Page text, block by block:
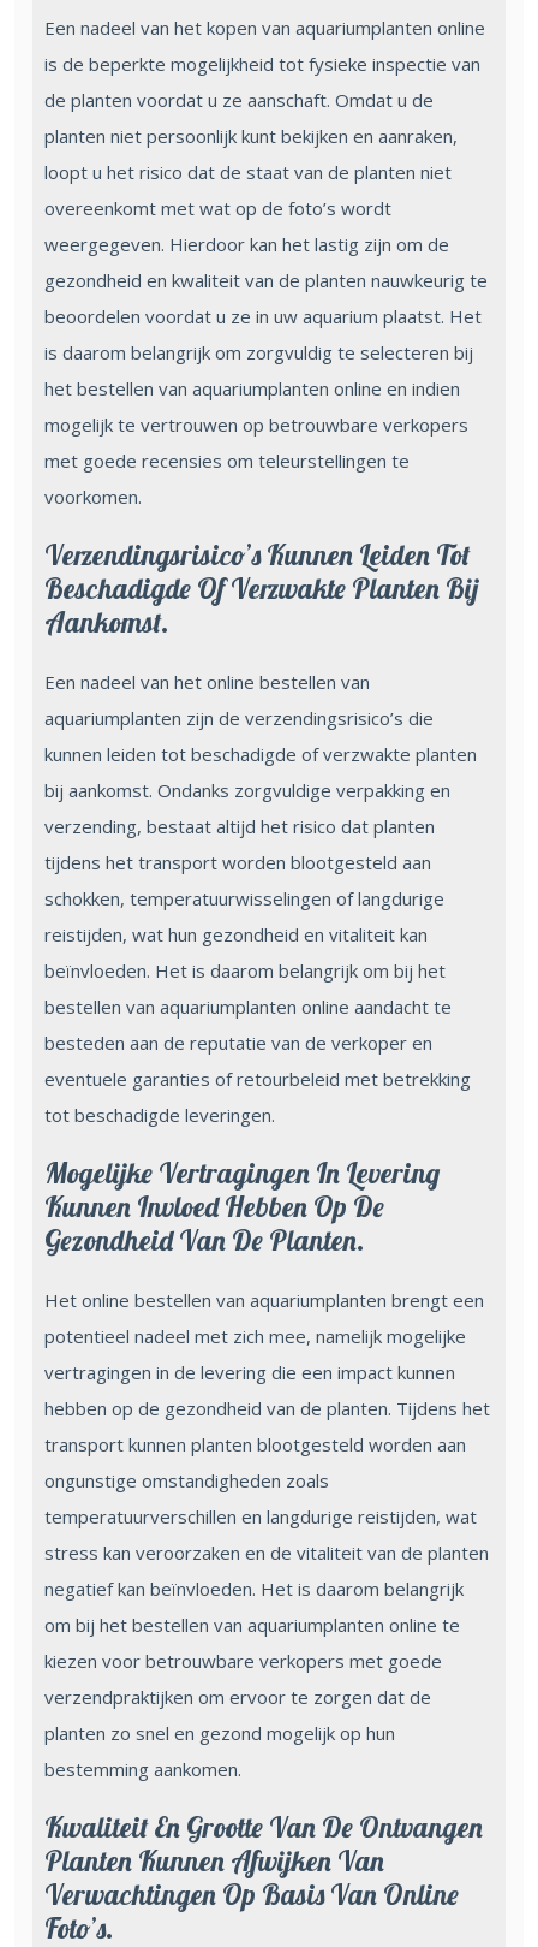
Een nadeel van het kopen van aquariumplanten online
is de beperkte mogelijkheid tot fysieke inspectie van
de planten voordat u ze aanschaft. Omdat u de
planten niet persoonlijk kunt bekijken en aanraken,
loopt u het risico dat de staat van de planten niet
overeenkomt met wat op de foto’s wordt
weergegeven. Hierdoor kan het lastig zijn om de
gezondheid en kwaliteit van de planten nauwkeurig te
beoordelen voordat u ze in uw aquarium plaatst. Het
is daarom belangrijk om zorgvuldig te selecteren bij
het bestellen van aquariumplanten online en indien
mogelijk te vertrouwen op betrouwbare verkopers
met goede recensies om teleurstellingen te
voorkomen.
Verzendingsrisico’s Kunnen Leiden Tot
Beschadigde Of Verzwakte Planten Bij
Aankomst.
Een nadeel van het online bestellen van
aquariumplanten zijn de verzendingsrisico’s die
kunnen leiden tot beschadigde of verzwakte planten
bij aankomst. Ondanks zorgvuldige verpakking en
verzending, bestaat altijd het risico dat planten
tijdens het transport worden blootgesteld aan
schokken, temperatuurwisselingen of langdurige
reistijden, wat hun gezondheid en vitaliteit kan
beïnvloeden. Het is daarom belangrijk om bij het
bestellen van aquariumplanten online aandacht te
besteden aan de reputatie van de verkoper en
eventuele garanties of retourbeleid met betrekking
tot beschadigde leveringen.
Mogelijke Vertragingen In Levering
Kunnen Invloed Hebben Op De
Gezondheid Van De Planten.
Het online bestellen van aquariumplanten brengt een
potentieel nadeel met zich mee, namelijk mogelijke
vertragingen in de levering die een impact kunnen
hebben op de gezondheid van de planten. Tijdens het
transport kunnen planten blootgesteld worden aan
ongunstige omstandigheden zoals
temperatuurverschillen en langdurige reistijden, wat
stress kan veroorzaken en de vitaliteit van de planten
negatief kan beïnvloeden. Het is daarom belangrijk
om bij het bestellen van aquariumplanten online te
kiezen voor betrouwbare verkopers met goede
verzendpraktijken om ervoor te zorgen dat de
planten zo snel en gezond mogelijk op hun
bestemming aankomen.
Kwaliteit En Grootte Van De Ontvangen
Planten Kunnen Afwijken Van
Verwachtingen Op Basis Van Online
Foto’s.